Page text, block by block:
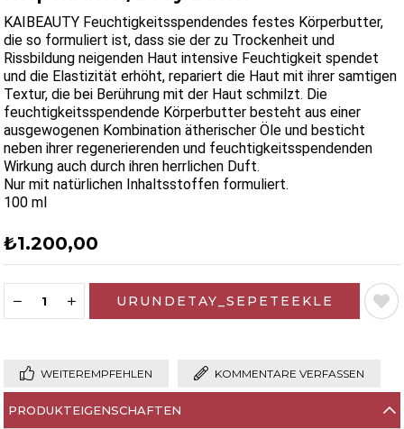
KAIBEAUTY Feuchtigkeitsspendendes festes Körperbutter,
die so formuliert ist, dass sie der zu Trockenheit und
Rissbildung neigenden Haut intensive Feuchtigkeit spendet
und die Elastizität erhöht, repariert die Haut mit ihrer samtigen
Textur, die bei Berührung mit der Haut schmilzt. Die
feuchtigkeitsspendende Körperbutter besteht aus einer
ausgewogenen Kombination ätherischer Öle und besticht
neben ihrer regenerierenden und feuchtigkeitsspendenden
Wirkung auch durch ihren herrlichen Duft.
Nur mit natürlichen Inhaltsstoffen formuliert.
100 ml
₺1.200,00
WEITEREMPFEHLEN KOMMENTARE VERFASSEN
PRODUKTEIGENSCHAFTEN